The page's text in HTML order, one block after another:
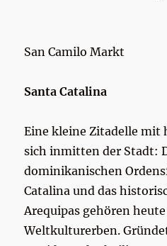
San Camilo Markt
Santa Catalina
Eine kleine Zitadelle mit
sich inmitten der Stadt:
dominikanischen
Catalina und das
Arequipas gehören
Weltkulturerben.